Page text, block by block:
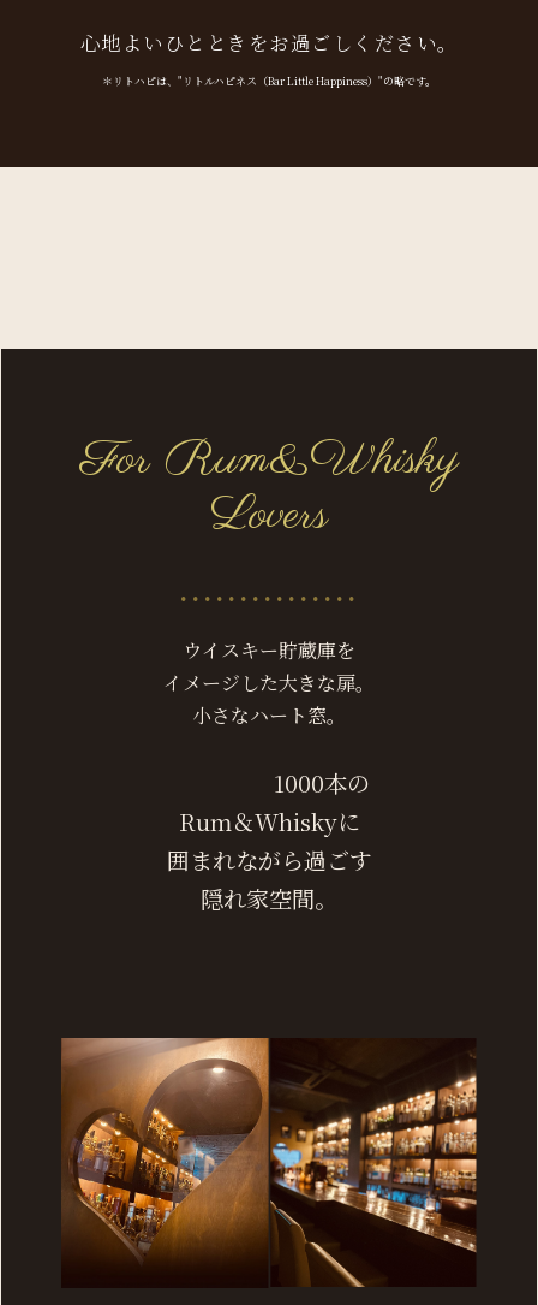
心地よいひとときをお過ごしください。
＊リトハピは、"リトルハピネス（Bar Little Happiness）"の略です。
For Rum&Whisky
Lovers
...............
ウイスキー貯蔵庫を
イメージした大きな扉。
小さなハート窓。
1000本の
Rum＆Whiskyに
囲まれながら過ごす
隠れ家空間。